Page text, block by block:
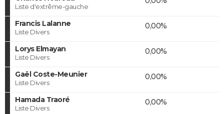
Liste d'extrême-gauche
Francis Lalanne
Liste Divers
0,00%
Lorys Elmayan
Liste Divers
0,00%
Gaël Coste-Meunier
Liste Divers
0,00%
Hamada Traoré
Liste Divers
0,00%